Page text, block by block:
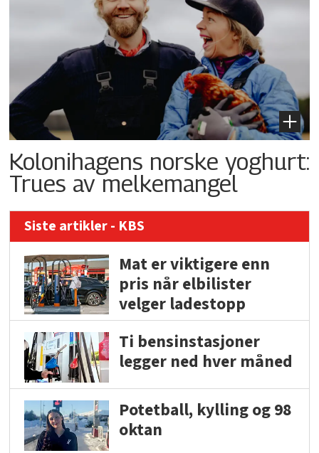
Kolonihagens norske yoghurt:
Trues av melkemangel
Siste artikler - KBS
Mat er viktigere enn
pris når elbilister
velger ladestopp
Ti bensinstasjoner
legger ned hver måned
Potetball, kylling og 98
oktan